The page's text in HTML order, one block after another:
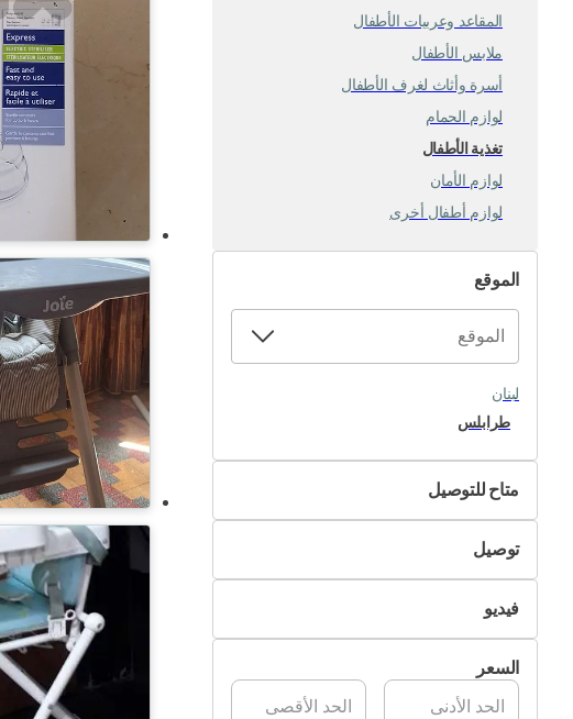
المقاعد وعربيات الأطفال
ملابس الأطفال
أسرة وأثاث لغرف الأطفال
لوازم الحمام
تغذية الأطفال
لوازم الأمان
لوازم أطفال أخرى
الموقع
لبنان
طرابلس
متاح للتوصيل
لا
نعم
توصيل
التسليم الذاتي
تسليم Pik&Dropفيديو
غير متوفر
متوفرالسعر